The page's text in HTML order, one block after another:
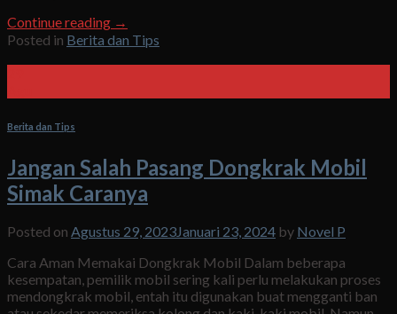
Continue reading →
Posted in Berita dan Tips
Berita dan Tips
Jangan Salah Pasang Dongkrak Mobil
Simak Caranya
Posted on Agustus 29, 2023Januari 23, 2024 by Novel P
Cara Aman Memakai Dongkrak Mobil Dalam beberapa
kesempatan, pemilik mobil sering kali perlu melakukan proses
mendongkrak mobil, entah itu digunakan buat mengganti ban